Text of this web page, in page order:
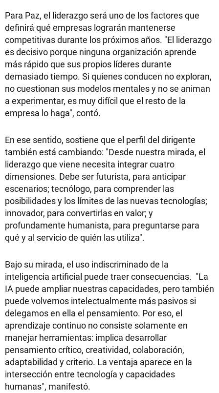
Para Paz, el liderazgo será uno de los factores que
definirá qué empresas lograrán mantenerse
competitivas durante los próximos años. "El liderazgo
es decisivo porque ninguna organización aprende
más rápido que sus propios líderes durante
demasiado tiempo. Si quienes conducen no exploran,
no cuestionan sus modelos mentales y no se animan
a experimentar, es muy difícil que el resto de la
empresa lo haga", contó.
En ese sentido, sostiene que el perfil del dirigente
también está cambiando: "Desde nuestra mirada, el
liderazgo que viene necesita integrar cuatro
dimensiones. Debe ser futurista, para anticipar
escenarios; tecnólogo, para comprender las
posibilidades y los límites de las nuevas tecnologías;
innovador, para convertirlas en valor; y
profundamente humanista, para preguntarse para
qué y al servicio de quién las utiliza".
Bajo su mirada, el uso indiscriminado de la
inteligencia artificial puede traer consecuencias. "La
IA puede ampliar nuestras capacidades, pero también
puede volvernos intelectualmente más pasivos si
delegamos en ella el pensamiento. Por eso, el
aprendizaje continuo no consiste solamente en
manejar herramientas: implica desarrollar
pensamiento crítico, creatividad, colaboración,
adaptabilidad y criterio. La ventaja aparece en la
intersección entre tecnología y capacidades
humanas", manifestó.